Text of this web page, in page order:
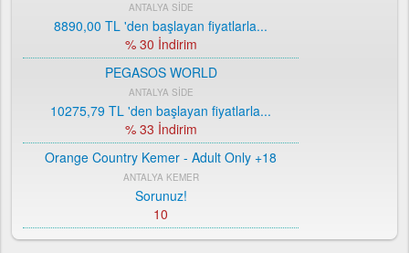
ANTALYA SİDE
8890,00 TL 'den başlayan fiyatlarla...
% 30 İndirim
PEGASOS WORLD
ANTALYA SİDE
10275,79 TL 'den başlayan fiyatlarla...
% 33 İndirim
Orange Country Kemer - Adult Only +18
ANTALYA KEMER
Sorunuz!
10
ROYAL ASARLIK BEACH HOTEL SPA